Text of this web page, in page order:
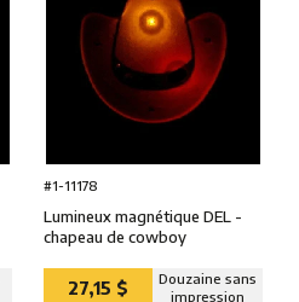
#1-11178
Lumineux magnétique DEL -
chapeau de cowboy
27,15 $
Douzaine sans
impression